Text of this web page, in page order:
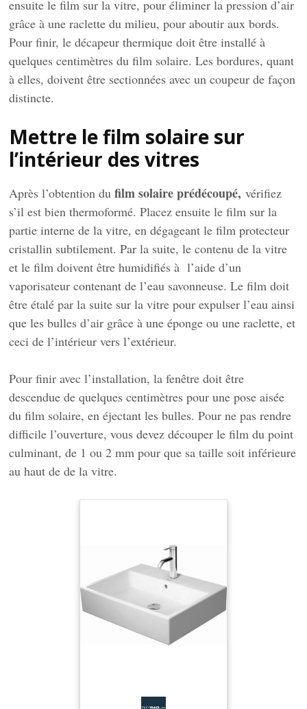
ensuite le film sur la vitre, pour éliminer la pression d’air
grâce à une raclette du milieu, pour aboutir aux bords.
Pour finir, le décapeur thermique doit être installé à
quelques centimètres du film solaire. Les bordures, quant
à elles, doivent être sectionnées avec un coupeur de façon
distincte.
Mettre le film solaire sur
l’intérieur des vitres
Après l’obtention dufilm solaire prédécoupé,vérifiez
s’il est bien thermoformé. Placez ensuite le film sur la
partie interne de la vitre, en dégageant le film protecteur
cristallin subtilement. Par la suite, le contenu de la vitre
et le film doivent être humidifiés à l’aide d’un
vaporisateur contenant de l’eau savonneuse. Le film doit
être étalé par la suite sur la vitre pour expulser l’eau ainsi
que les bulles d’air grâce à une éponge ou une raclette, et
ceci de l’intérieur vers l’extérieur.
Pour finir avec l’installation, la fenêtre doit être
descendue de quelques centimètres pour une pose aisée
du film solaire, en éjectant les bulles. Pour ne pas rendre
difficile l’ouverture, vous devez découper le film du point
culminant, de 1 ou 2 mm pour que sa taille soit inférieure
au haut de de la vitre.